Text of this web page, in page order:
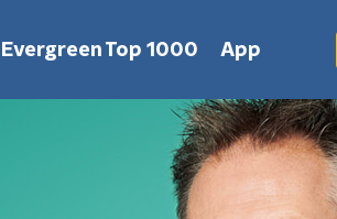
Evergreen Top 1000 App